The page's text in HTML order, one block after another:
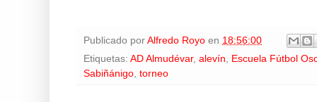
Publicado por Alfredo Royo en 18:56:00
Etiquetas: AD Almudévar, alevín, Escuela Fútbol
Sabiñánigo, torneo